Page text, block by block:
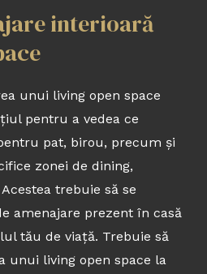
interioară
unui living open space
pentru a vedea ce
pat, birou, precum și
zonei de dining,
trebuie să se
amenajare prezent în casă
tău de viață. Trebuie să
unui living open space la